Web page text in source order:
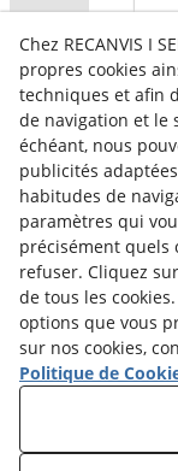
Aquesta
subvencionat
amb el
Chez RECANVIS I
propres cookies
techniques et afin
de navigation et le
échéant, nous
publicités
habitudes de
paramètres qui
précisément quels
refuser. Cliquez
de tous les
options que vous
sur nos cookies,
Politique de